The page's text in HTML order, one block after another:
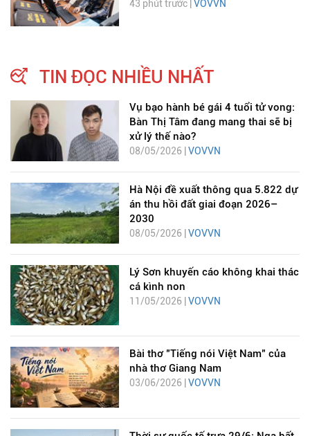
43 phút trước | VOVVN
TIN ĐỌC NHIỀU NHẤT
Vụ bạo hành bé gái 4 tuổi tử vong:
Bàn Thị Tâm đang mang thai sẽ bị
xử lý thế nào?
08/05/2026 | VOVVN
Hà Nội đề xuất thông qua 5.822 dự
án thu hồi đất giai đoạn 2026–
2030
08/05/2026 | VOVVN
Lý Sơn khuyến cáo không khai thác
cá kình non
11/05/2026 |VOVVN
Bài thơ "Tiếng nói Việt Nam" của
nhà thơ Giang Nam
03/06/2026 | VOVVN